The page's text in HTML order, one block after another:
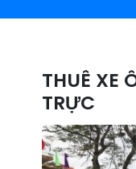
THUÊ XE
TRỰC